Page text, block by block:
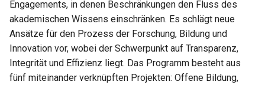
Engagements, in denen Beschränkungen den Fluss des
akademischen Wissens einschränken. Es schlägt neue
Ansätze für den Prozess der Forschung, Bildung und
Innovation vor, wobei der Schwerpunkt auf Transparenz,
Integrität und Effizienz liegt. Das Programm besteht aus
fünf miteinander verknüpften Projekten: Offene Bildung,